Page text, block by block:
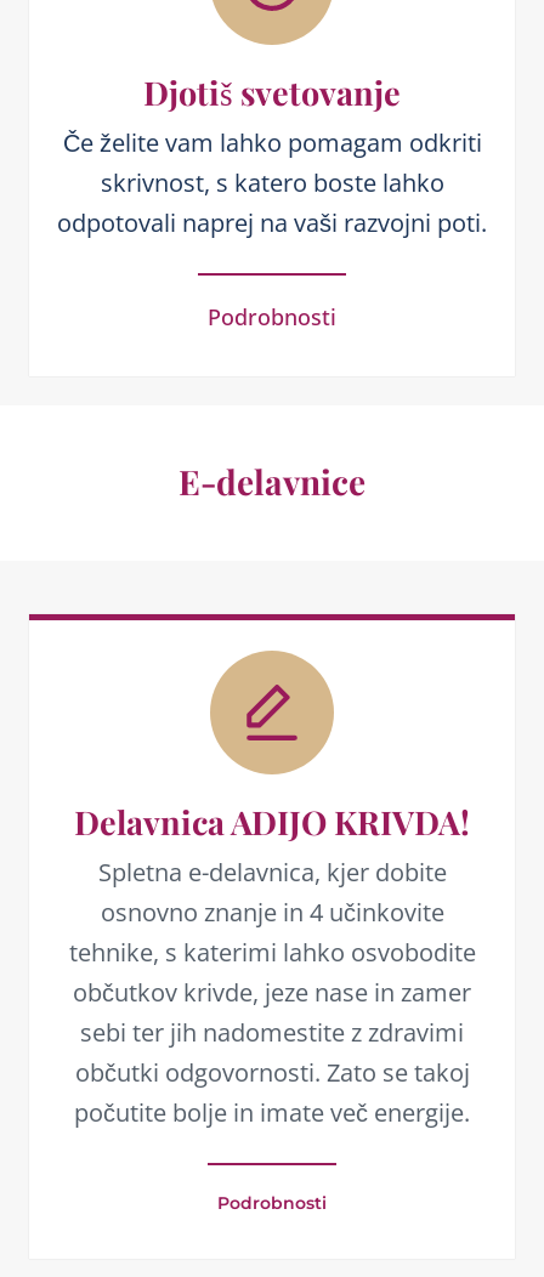
Djotiš svetovanje
Če želite vam lahko pomagam odkriti
skrivnost, s katero boste lahko
odpotovali naprej na vaši razvojni poti.
Podrobnosti
E-delavnice
Delavnica ADIJO KRIVDA!
Spletna e-delavnica, kjer dobite
osnovno znanje in 4 učinkovite
tehnike, s katerimi lahko osvobodite
občutkov krivde, jeze nase in zamer
sebi ter jih nadomestite z zdravimi
občutki odgovornosti. Zato se takoj
počutite bolje in imate več energije.
Podrobnosti